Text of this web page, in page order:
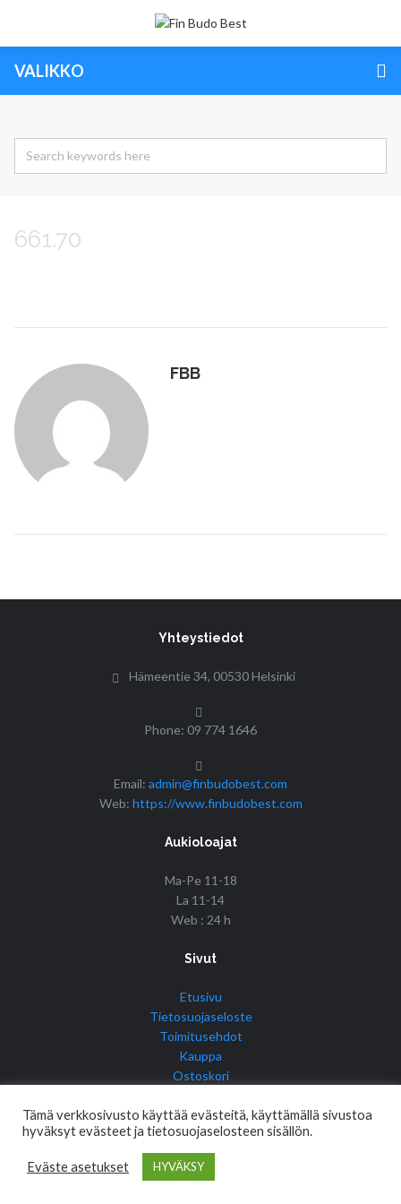
VALIKKO
661.70
FBB
Yhteystiedot
Hämeentie 34, 00530 Helsinki
Phone: 09 774 1646
Email: admin@finbudobest.com
Web: https://www.finbudobest.com
Aukioloajat
Ma-Pe 11-18
La 11-14
Web : 24 h
Sivut
Etusivu
Tietosuojaseloste
Toimitusehdot
Kauppa
Ostoskori
© Copyright 2017 Fin Budo Best | Golden Tiger
Tämä verkkosivusto käyttää evästeitä, käyttämällä sivustoa
hyväksyt evästeet ja tietosuojaselosteen sisällön.
Eväste asetukset HYVÄKSY